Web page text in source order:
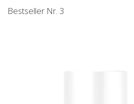
Bestseller Nr. 3